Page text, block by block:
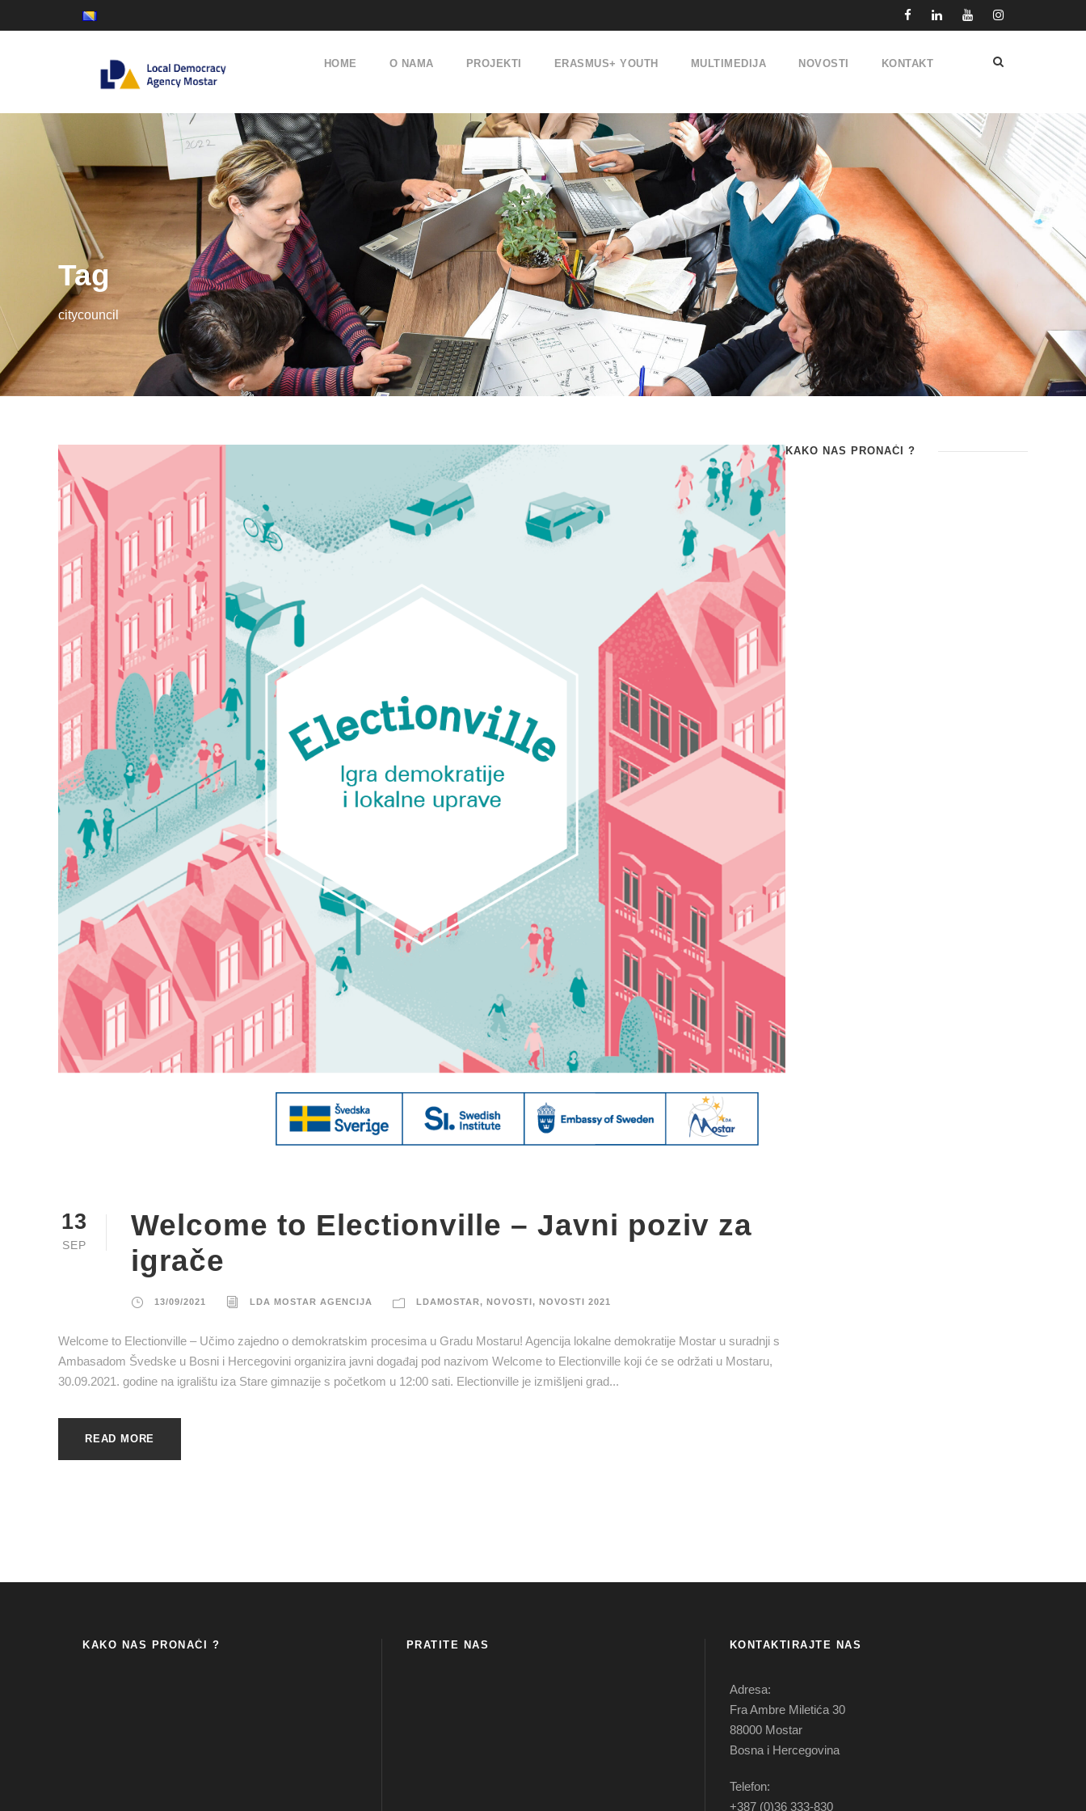
HOME O NAMA PROJEKTI ERASMUS+ YOUTH MULTIMEDIJA NOVOSTI KONTAKT
Tag
citycouncil
13
SEP
Welcome to Electionville – Javni poziv za
igrače
13/09/2021 LDA MOSTAR AGENCIJA LDAMOSTAR, NOVOSTI, NOVOSTI 2021
Welcome to Electionville – Učimo zajedno o demokratskim procesima u Gradu Mostaru! Agencija lokalne demokratije Mostar u suradnji s
Ambasadom Švedske u Bosni i Hercegovini organizira javni događaj pod nazivom Welcome to Electionville koji će se održati u Mostaru,
30.09.2021. godine na igralištu iza Stare gimnazije s početkom u 12:00 sati. Electionville je izmišljeni grad...
READ MORE
KAKO NAS PRONAĆI ?
KAKO NAS PRONAĆI ? PRATITE NAS KONTAKTIRAJTE NAS
Adresa:
Fra Ambre Miletića 30
88000 Mostar
Bosna i Hercegovina
Telefon:
+387 (0)36 333-830